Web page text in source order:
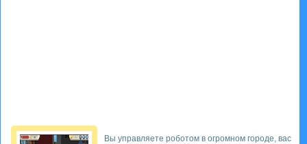
Вы управляете роботом в огромном городе, вас